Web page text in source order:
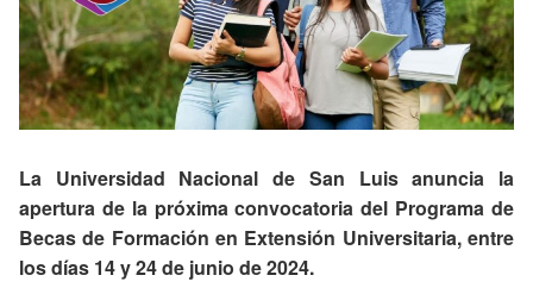
La Universidad Nacional de San Luis anuncia la
apertura de la próxima convocatoria del Programa de
Becas de Formación en Extensión Universitaria, entre
los días 14 y 24 de junio de 2024.